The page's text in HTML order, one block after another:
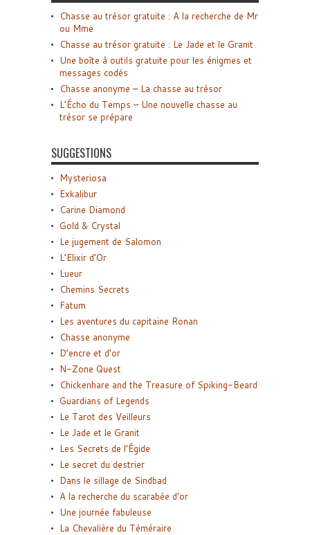
Chasse au trésor gratuite : A la recherche de Mr
ou Mme
Chasse au trésor gratuite : Le Jade et le Granit
Une boîte à outils gratuite pour les énigmes et
messages codés
Chasse anonyme – La chasse au trésor
L’Écho du Temps – Une nouvelle chasse au
trésor se prépare
SUGGESTIONS
Mysteriosa
Exkalibur
Carine Diamond
Gold & Crystal
Le jugement de Salomon
L’Elixir d’Or
Lueur
Chemins Secrets
Fatum
Les aventures du capitaine Ronan
Chasse anonyme
D’encre et d’or
N-Zone Quest
Chickenhare and the Treasure of Spiking-Beard
Guardians of Legends
Le Tarot des Veilleurs
Le Jade et le Granit
Les Secrets de l’Égide
Le secret du destrier
Dans le sillage de Sindbad
A la recherche du scarabée d’or
Une journée fabuleuse
La Chevalière du Téméraire